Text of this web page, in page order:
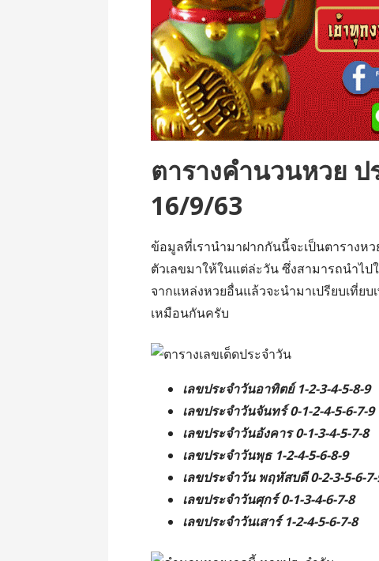
ตารางคำนวนหวย
16/9/63
ข้อมูลที่เรานำมาฝากกันนี้จะเป็นตารางห
ตัวเลขมาให้ในแต่ล่ะวัน ซึ่งสามารถนำไป
จากแหล่งหวยอื่นแล้วจะนำมาเปรียบเที่ย
เหมือนกันครับ
เลขประจำวันอาทิตย์ 1-2-3-4-5-8-9
เลขประจำวันจันทร์ 0-1-2-4-5-6-7-9
เลขประจำวันอังคาร 0-1-3-4-5-7-8
เลขประจำวันพุธ 1-2-4-5-6-8-9
เลขประจำวัน พฤหัสบดี 0-2-3-5-6-
เลขประจำวันศุกร์ 0-1-3-4-6-7-8
เลขประจำวันเสาร์ 1-2-4-5-6-7-8